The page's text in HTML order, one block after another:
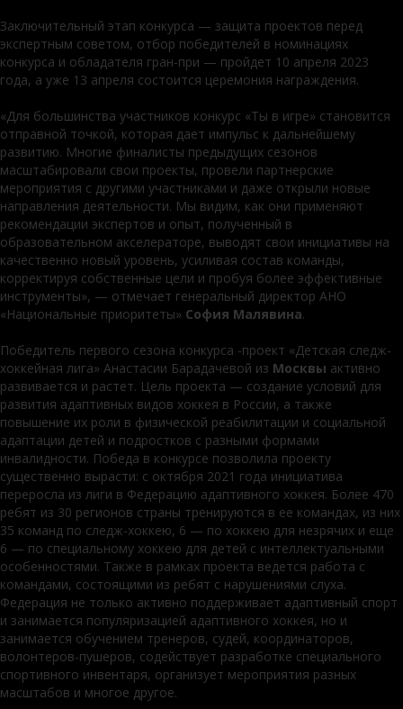
Заключительный этап конкурса — защита проектов перед
экспертным советом, отбор победителей в номинациях
конкурса и обладателя гран-при — пройдет 10 апреля 2023
года, а уже 13 апреля состоится церемония награждения.
«Для большинства участников конкурс «Ты в игре» становится
отправной точкой, которая дает импульс к дальнейшему
развитию. Многие финалисты предыдущих сезонов
масштабировали свои проекты, провели партнерские
мероприятия с другими участниками и даже открыли новые
направления деятельности. Мы видим, как они применяют
рекомендации экспертов и опыт, полученный в
образовательном акселераторе, выводят свои инициативы на
качественно новый уровень, усиливая состав команды,
корректируя собственные цели и пробуя более эффективные
инструменты», — отмечает генеральный директор АНО
«Национальные приоритеты» София Малявина.
Победитель первого сезона конкурса -проект «Детская следж-
хоккейная лига» Анастасии Барадачевой из Москвы активно
развивается и растет. Цель проекта — создание условий для
развития адаптивных видов хоккея в России, а также
повышение их роли в физической реабилитации и социальной
адаптации детей и подростков с разными формами
инвалидности. Победа в конкурсе позволила проекту
существенно вырасти: с октября 2021 года инициатива
переросла из лиги в Федерацию адаптивного хоккея. Более 470
ребят из 30 регионов страны тренируются в ее командах, из них
35 команд по следж-хоккею, 6 — по хоккею для незрячих и еще
6 — по специальному хоккею для детей с интеллектуальными
особенностями. Также в рамках проекта ведется работа с
командами, состоящими из ребят с нарушениями слуха.
Федерация не только активно поддерживает адаптивный спорт
и занимается популяризацией адаптивного хоккея, но и
занимается обучением тренеров, судей, координаторов,
волонтеров-пушеров, содействует разработке специального
спортивного инвентаря, организует мероприятия разных
масштабов и многое другое.